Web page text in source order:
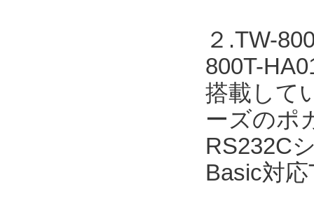
２.TW-
800T-
搭載して
ーズのポ
RS232C
Basic対